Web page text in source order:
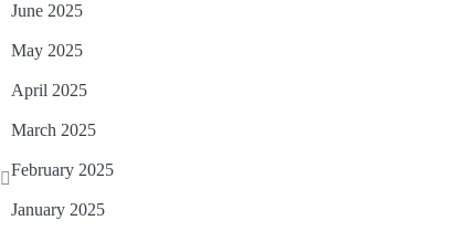
June 2025
May 2025
April 2025
March 2025
February 2025
January 2025